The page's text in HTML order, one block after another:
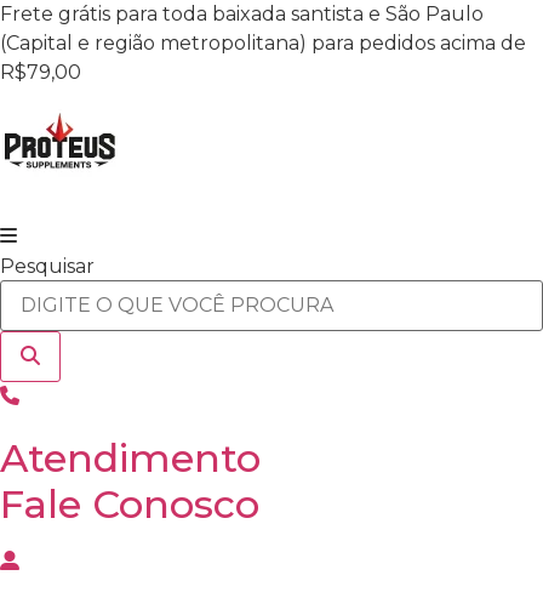
Ir
para
o
Frete grátis para toda baixada santista e São Paulo
(Capital e região metropolitana) para pedidos acima de
R$79,00
Pesquisar
Atendimento
Fale Conosco